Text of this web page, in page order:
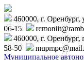
460000, г. Оренбург,
06-15
460000, г.
58-50
Муниципальное